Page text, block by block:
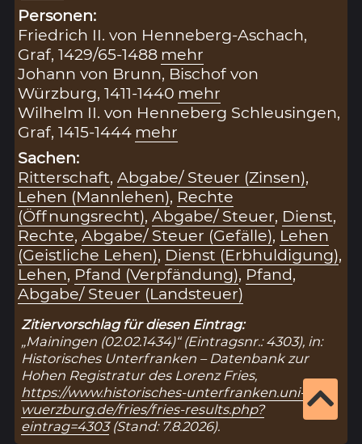
Personen:
Friedrich II. von Henneberg-Aschach,
Graf, 1429/65-1488 mehr
Johann von Brunn, Bischof von
Würzburg, 1411-1440 mehr
Wilhelm II. von Henneberg Schleusingen,
Graf, 1415-1444 mehr
Sachen:
Ritterschaft,Abgabe/ Steuer (Zinsen),
Lehen (Mannlehen), Rechte
(Öffnungsrecht),Abgabe/ Steuer, Dienst,
Rechte,Abgabe/ Steuer (Gefälle), Lehen
(Geistliche Lehen), Dienst (Erbhuldigung),
Lehen, Pfand (Verpfändung), Pfand,
Abgabe/ Steuer (Landsteuer)
Zitiervorschlag für diesen Eintrag:
„Mainingen (02.02.1434)“ (Eintragsnr.: 4303), in:
Historisches Unterfranken – Datenbank zur
Hohen Registratur des Lorenz Fries,
https://www.historisches-unterfranken.uni-
wuerzburg.de/fries/fries-results.php?
eintrag=4303(Stand: 7.8.2026).